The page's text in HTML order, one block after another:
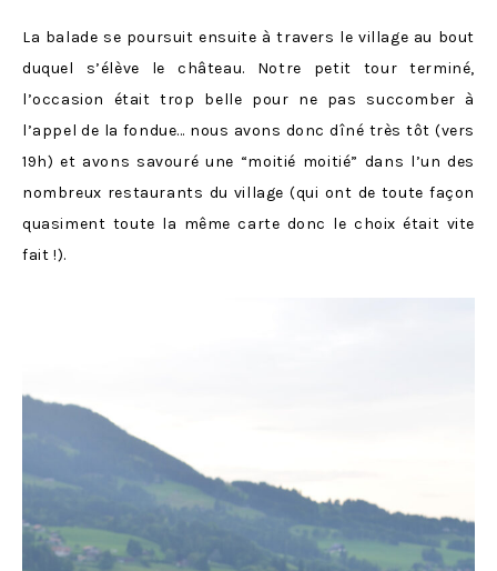
La balade se poursuit ensuite à travers le village au bout
duquel s’élève le château. Notre petit tour terminé,
l’occasion était trop belle pour ne pas succomber à
l’appel de la fondue… nous avons donc dîné très tôt (vers
19h) et avons savouré une “moitié moitié” dans l’un des
nombreux restaurants du village (qui ont de toute façon
quasiment toute la même carte donc le choix était vite
fait !).